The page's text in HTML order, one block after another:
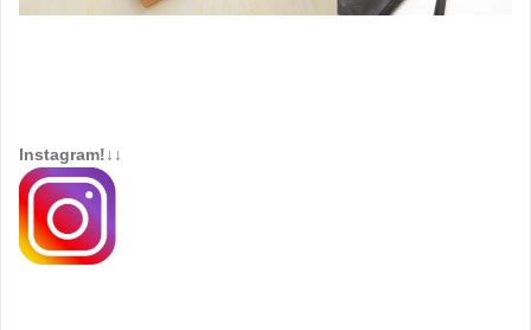
Instagram!↓↓